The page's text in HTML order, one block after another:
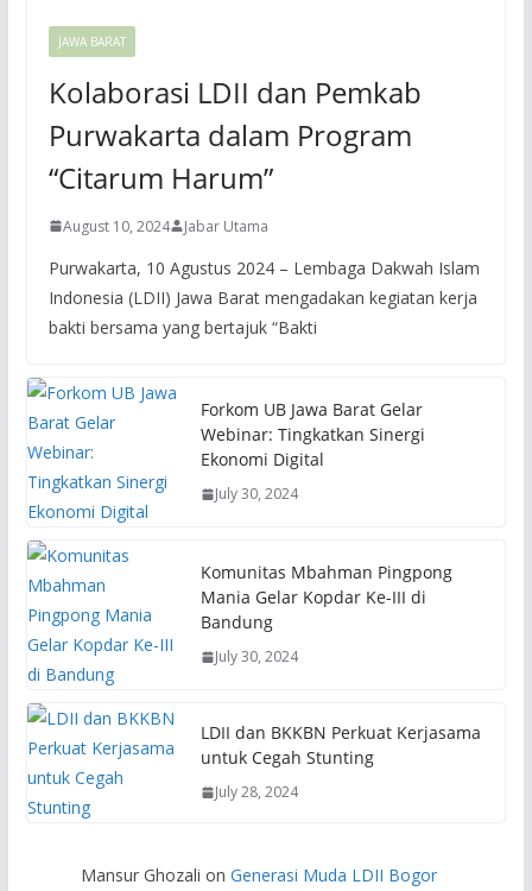
JAWA BARAT
Kolaborasi LDII dan Pemkab
Purwakarta dalam Program
“Citarum Harum”
August 10, 2024 Jabar Utama
Purwakarta, 10 Agustus 2024 – Lembaga Dakwah Islam
Indonesia (LDII) Jawa Barat mengadakan kegiatan kerja
bakti bersama yang bertajuk “Bakti
Forkom UB Jawa Barat Gelar
Webinar: Tingkatkan Sinergi
Ekonomi Digital
July 30, 2024
Komunitas Mbahman Pingpong
Mania Gelar Kopdar Ke-III di
Bandung
July 30, 2024
LDII dan BKKBN Perkuat Kerjasama
untuk Cegah Stunting
July 28, 2024
Mansur Ghozali onGenerasi Muda LDII Bogor